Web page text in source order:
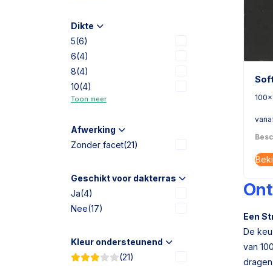
Dikte
5(6)
6(4)
8(4)
10(4)
Toon meer
Afwerking
Zonder facet(21)
Geschikt voor dakterras
Ja(4)
Nee(17)
Kleur ondersteunend
(21)
Een
De
van